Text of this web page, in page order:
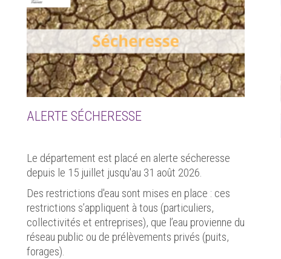
ALERTE SÉCHERESSE
Le département est placé en alerte sécheresse
depuis le 15 juillet jusqu'au 31 août 2026.
Des restrictions d'eau sont mises en place : ces
restrictions s’appliquent à tous (particuliers,
collectivités et entreprises), que l’eau provienne du
réseau public ou de prélèvements privés (puits,
forages).